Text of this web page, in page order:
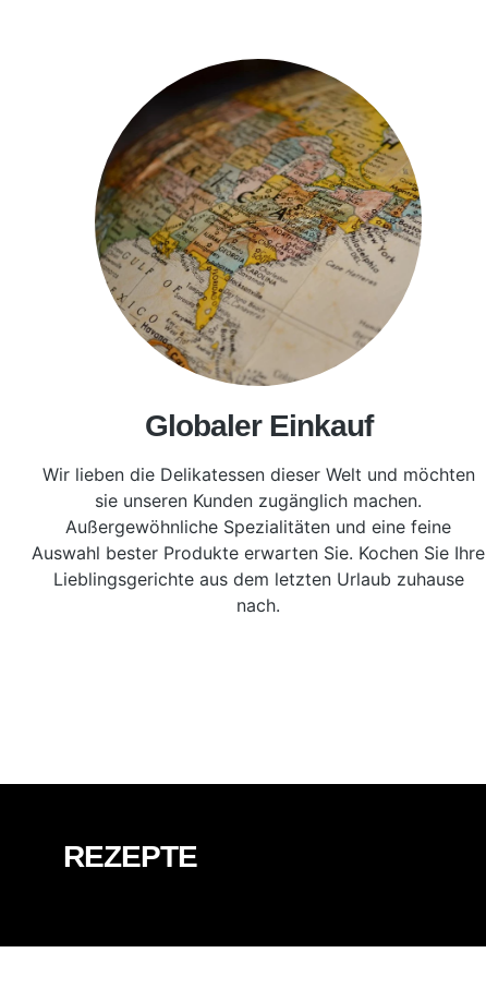
Globaler Einkauf
Wir lieben die Delikatessen dieser Welt und möchten
sie unseren Kunden zugänglich machen.
Außergewöhnliche Spezialitäten und eine feine
Auswahl bester Produkteerwarten Sie. Kochen Sie Ihre
Lieblingsgerichte aus dem letzten Urlaub zuhause
nach.
REZEPTE